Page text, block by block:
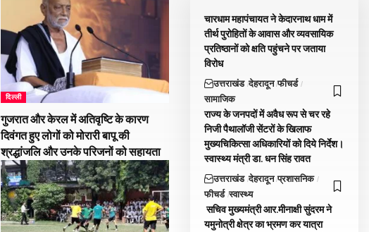
दिल्ली
गुजरात और केरल में अतिवृष्टि के कारण
दिवंगत हुए लोगों को मोरारी बापू की
श्रद्धांजलि और उनके परिजनों को सहायता
चारधाम महापंचायत ने केदारनाथ धाम में
तीर्थ पुरोहितों के आवास और व्यवसायिक
प्रतिष्ठानों को क्षति पहुंचने पर जताया
विरोध
उत्तराखंड देहरादून फीचर्ड
सामाजिक
राज्य के जनपदों में अवैध रूप से चर रहे
निजी पैथालॉजी सेंटरों के खिलाफ
मुख्यचिकित्सा अधिकारियों को दिये निर्देश।
स्वास्थ्य मंत्री डा. धन सिंह रावत
उत्तराखंड देहरादून प्रशासनिक
फीचर्ड स्वास्थ्य
सचिव मुख्यमंत्री आर.मीनाक्षी सुंदरम ने
यमुनोत्री क्षेत्र का भ्रमण कर यात्रा